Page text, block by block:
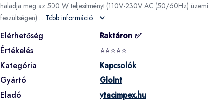
haladja meg az 500 W teljesítményt (110V-230V AC (50/60Hz) üzemi
feszültségen).... Több információ
Elérhetőség
Raktáron ✅
Értékelés
⭐⭐⭐⭐⭐
Kategória
Kapcsolók
Gyártó
GloInt
Eladó
vtacimpex.hu